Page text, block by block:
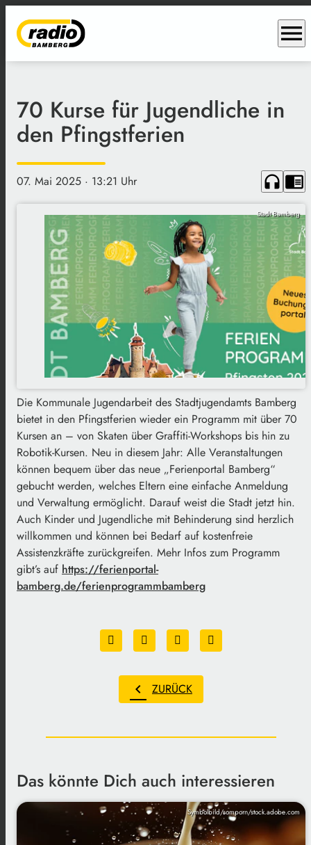
menu
70 Kurse für Jugendliche in
den Pfingstferien
07. Mai 2025 · 13:21 Uhr headphones chrome_reader_mode
Stadt Bamberg
Die Kommunale Jugendarbeit des Stadtjugendamts Bamberg
bietet in den Pfingstferien wieder ein Programm mit über 70
Kursen an – von Skaten über Graffiti-Workshops bis hin zu
Robotik-Kursen. Neu in diesem Jahr: Alle Veranstaltungen
können bequem über das neue „Ferienportal Bamberg“
gebucht werden, welches Eltern eine einfache Anmeldung
und Verwaltung ermöglicht. Darauf weist die Stadt jetzt hin.
Auch Kinder und Jugendliche mit Behinderung sind herzlich
willkommen und können bei Bedarf auf kostenfreie
Assistenzkräfte zurückgreifen. Mehr Infos zum Programm
gibt’s auf https://ferienportal-
bamberg.de/ferienprogrammbamberg
chevron_left ZURÜCK
Das könnte Dich auch interessieren
Symbolbild/somporn/stock.adobe.com